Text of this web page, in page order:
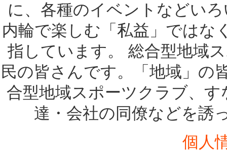
に、各種のイベントなどい
内輪で楽しむ「私益」ではな
指しています。 総合型地域
民の皆さんです。「地域」の
合型地域スポーツクラブ、
達・会社の同僚などを誘
個人